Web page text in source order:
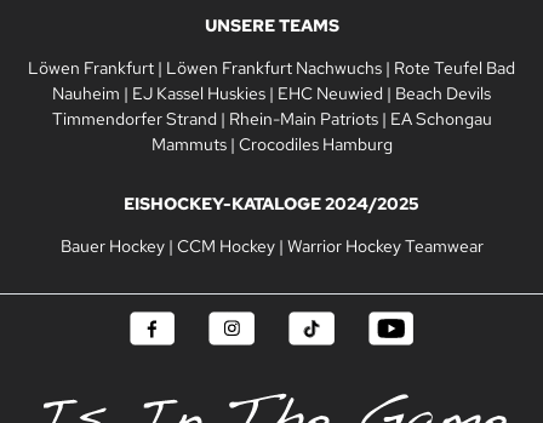
UNSERE TEAMS
Löwen Frankfurt | Löwen Frankfurt Nachwuchs | Rote Teufel Bad
Nauheim | EJ Kassel Huskies | EHC Neuwied | Beach Devils
Timmendorfer Strand | Rhein-Main Patriots| EA Schongau
Mammuts| Crocodiles Hamburg
EISHOCKEY-KATALOGE 2024/2025
Bauer Hockey| CCM Hockey| Warrior Hockey Teamwear